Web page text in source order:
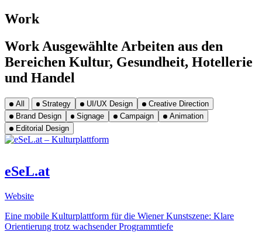
Work
Work Ausgewählte Arbeiten aus den
Bereichen Kultur, Gesundheit, Hotellerie
und Handel
All Strategy UI/UX Design
Creative Direction
Brand Design
Signage Campaign
Animation
Editorial Design
eSeL.at
Website
Eine mobile Kulturplattform für die Wiener Kunstszene: Klare
Orientierung trotz wachsender Programmtiefe